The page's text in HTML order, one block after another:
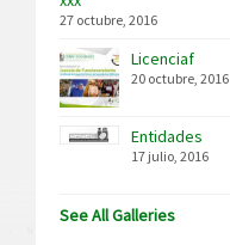
27 octubre, 2016
Licenciaf
20 octubre, 2016
Entidades
17 julio, 2016
See All Galleries